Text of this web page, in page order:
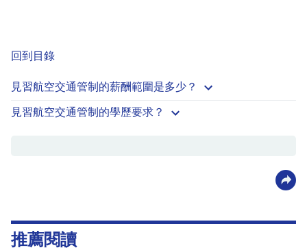
回到目錄
見習航空交通管制的薪酬範圍是多少？
見習航空交通管制的學歷要求？
推薦閱讀